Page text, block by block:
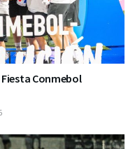
Conmebol